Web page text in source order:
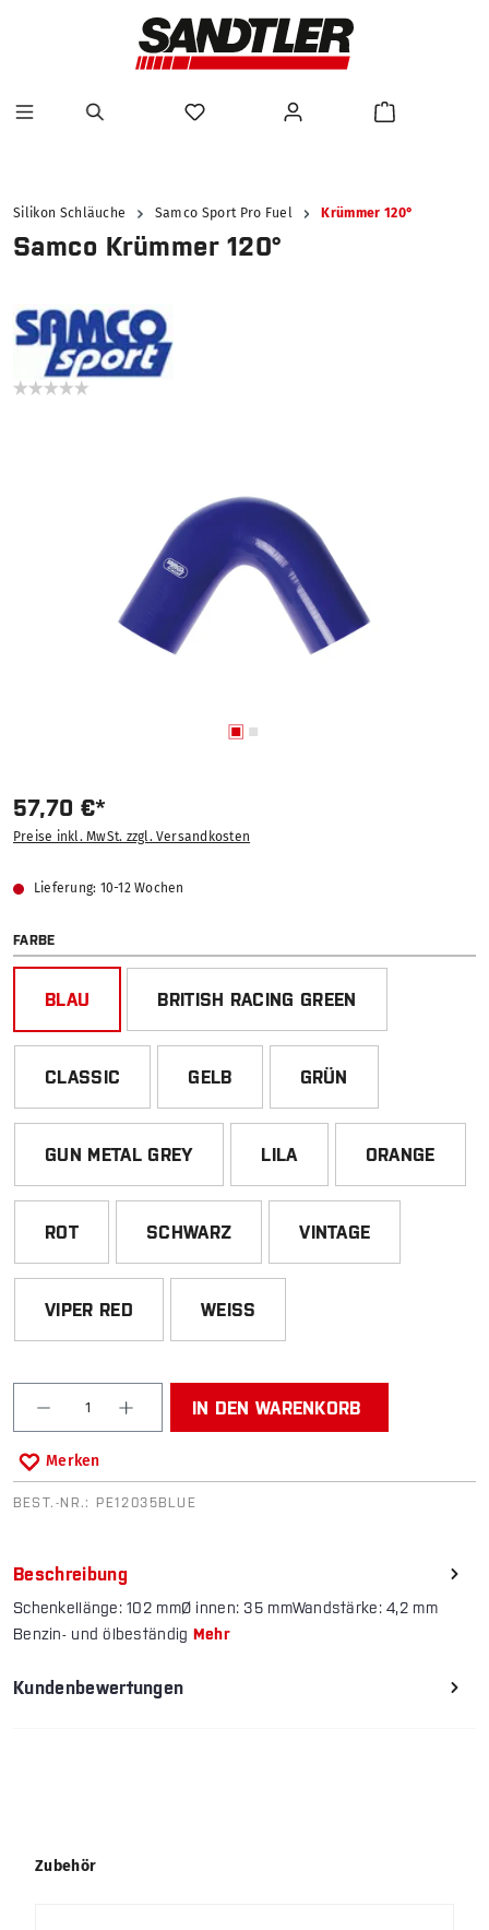
Silikon Schläuche Samco Sport Pro Fuel Krümmer 120°
Samco Krümmer 120°
57,70 €*
Preise inkl. MwSt. zzgl. Versandkosten
Lieferung: 10-12 Wochen
FARBEAUSWÄHLEN
BLAU BRITISH RACING GREEN
CLASSIC GELB GRÜN
GUN METAL GREY LILA ORANGE
ROT SCHWARZ VINTAGE
VIPER RED WEISS
Produkt Anzahl: Gib den gewünschten Wert ein
IN DEN WARENKORB
Merken
BEST.-NR.: PE12035BLUE
Beschreibung
Schenkellänge: 102 mmØ innen: 35 mmWandstärke: 4,2 mm
Benzin- und ölbeständig Mehr
Kundenbewertungen
Produktgalerie überspringen
Zubehör